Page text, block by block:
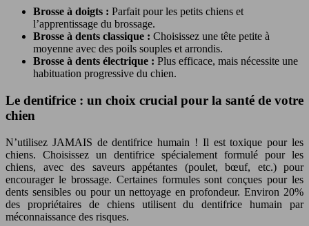
Brosse à doigts : Parfait pour les petits chiens et
l’apprentissage du brossage.
Brosse à dents classique : Choisissez une tête petite à
moyenne avec des poils souples et arrondis.
Brosse à dents électrique : Plus efficace, mais nécessite une
habituation progressive du chien.
Le dentifrice : un choix crucial pour la santé de votre
chien
N’utilisez JAMAIS de dentifrice humain ! Il est toxique pour les
chiens. Choisissez un dentifrice spécialement formulé pour les
chiens, avec des saveurs appétantes (poulet, bœuf, etc.) pour
encourager le brossage. Certaines formules sont conçues pour les
dents sensibles ou pour un nettoyage en profondeur. Environ 20%
des propriétaires de chiens utilisent du dentifrice humain par
méconnaissance des risques.